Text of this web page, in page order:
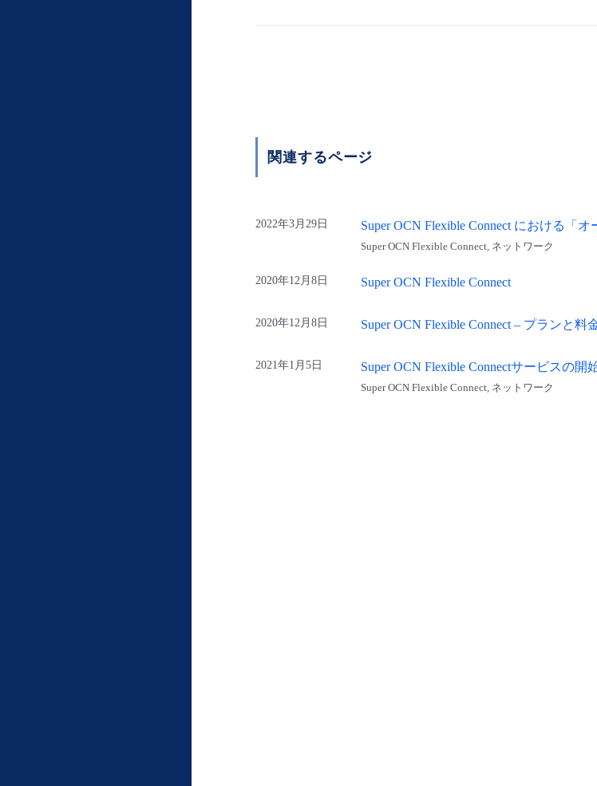
関連するページ
2022年3月29日 Super OCN Flexible Connect における「
Super OCN Flexible Connect, ネットワーク
2020年12月8日 Super OCN Flexible Connect
2020年12月8日 Super OCN Flexible Connect – プランと料
2021年1月5日 Super OCN Flexible Connectサービスの開
Super OCN Flexible Connect, ネットワーク